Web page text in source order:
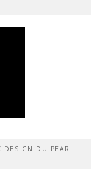
DESIGN DU PEARL